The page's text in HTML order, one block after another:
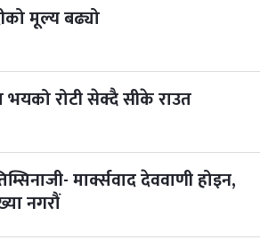
मूल्य बढ्यो
रोटी सेक्दै सीके राउत
मार्क्सवाद देववाणी होइन,
नगरौं